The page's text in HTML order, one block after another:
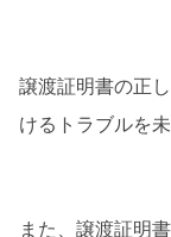
譲渡証明書の正
けるトラブルを
また、譲渡証明